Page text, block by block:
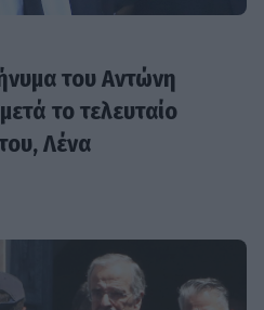
του Αντώνη
το τελευταίο
Λένα